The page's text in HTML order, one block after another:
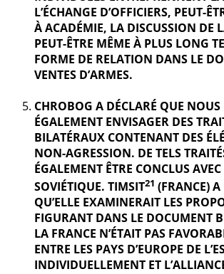
L’ÉCHANGE D’OFFICIERS, PEUT-
À ACADÉMIE, LA DISCUSSION DE
PEUT-ÊTRE MÊME À PLUS LONG
FORME DE RELATION DANS LE
VENTES D’ARMES.
CHROBOG A DÉCLARÉ QUE
ÉGALEMENT ENVISAGER DES
BILATÉRAUX CONTENANT DES
NON-AGRESSION. DE TELS
ÉGALEMENT ÊTRE CONCLUS
SOVIÉTIQUE. TIMSIT21 (FRANCE) A
QU’ELLE EXAMINERAIT LES
FIGURANT DANS LE DOCUMENT
LA FRANCE N’ÉTAIT PAS
ENTRE LES PAYS D’EUROPE DE
INDIVIDUELLEMENT ET